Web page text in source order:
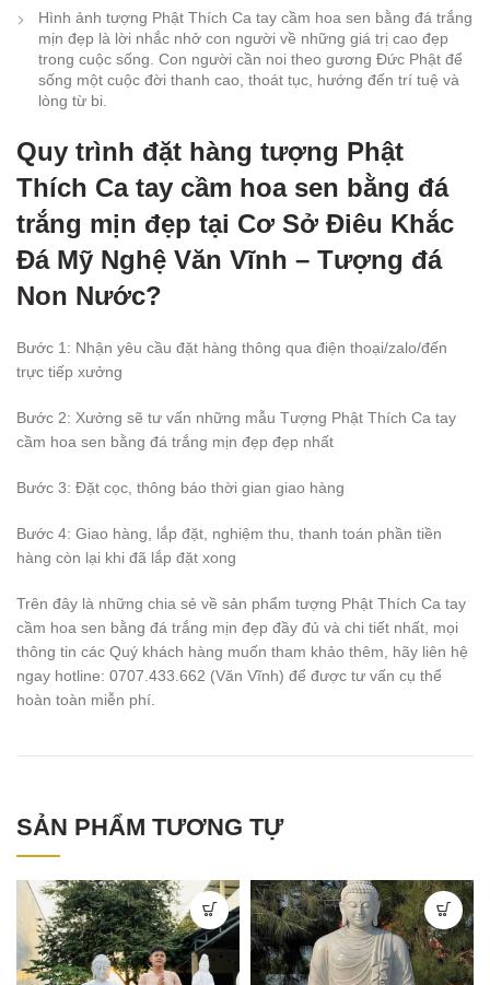
Hình ảnh tượng Phật Thích Ca tay cầm hoa sen bằng đá trắng
mịn đẹp là lời nhắc nhở con người về những giá trị cao đẹp
trong cuộc sống. Con người cần noi theo gương Đức Phật để
sống một cuộc đời thanh cao, thoát tục, hướng đến trí tuệ và
lòng từ bi.
Quy trình đặt hàng tượng Phật
Thích Ca tay cầm hoa sen bằng đá
trắng mịn đẹp tại Cơ Sở Điêu Khắc
Đá Mỹ Nghệ Văn Vĩnh – Tượng đá
Non Nước?
Bước 1: Nhận yêu cầu đặt hàng thông qua điện thoại/zalo/đến
trực tiếp xưởng
Bước 2: Xưởng sẽ tư vấn những mẫu Tượng Phật Thích Ca tay
cầm hoa sen bằng đá trắng mịn đẹp đẹp nhất
Bước 3: Đặt cọc, thông báo thời gian giao hàng
Bước 4: Giao hàng, lắp đặt, nghiệm thu, thanh toán phần tiền
hàng còn lại khi đã lắp đặt xong
Trên đây là những chia sẻ về sản phẩm tượng Phật Thích Ca tay
cầm hoa sen bằng đá trắng mịn đẹp đầy đủ và chi tiết nhất, mọi
thông tin các Quý khách hàng muốn tham khảo thêm, hãy liên hệ
ngay hotline: 0707.433.662 (Văn Vĩnh) để được tư vấn cụ thể
hoàn toàn miễn phí.
SẢN PHẨM TƯƠNG TỰ